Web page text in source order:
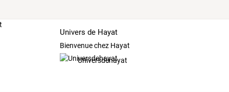
Univers de Hayat
Bienvenue chez Hayat
Universdehayat